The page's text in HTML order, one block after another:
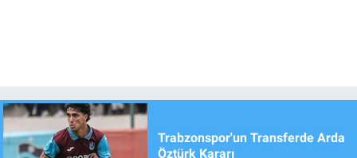
Trabzonspor'un Transferde Arda
Öztürk Kararı